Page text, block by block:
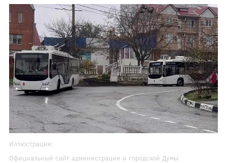
Иллюстрация:
Официальный сайт администрации и городской Думы